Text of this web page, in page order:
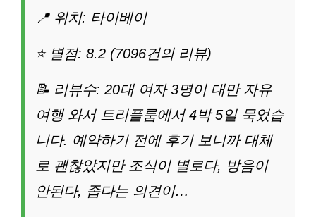
📍 위치: 타이베이
⭐ 별점: 8.2 (7096건의 리뷰)
📝 리뷰수: 20대 여자 3명이 대만 자유
여행 와서 트리플룸에서 4박 5일 묵었습
니다. 예약하기 전에 후기 보니까 대체
로 괜찮았지만 조식이 별로다, 방음이
안된다, 좁다는 의견이…